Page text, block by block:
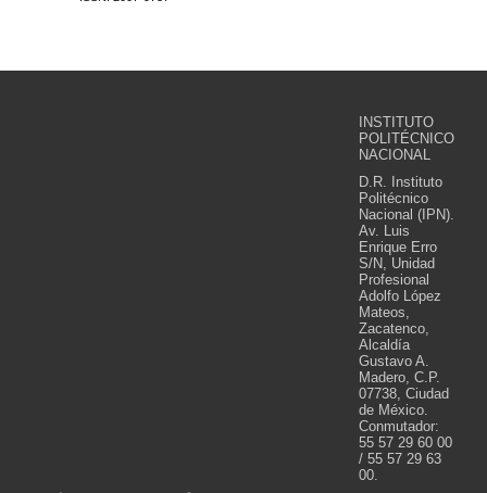
INSTITUTO
POLITÉCNICO
NACIONAL
D.R. Instituto
Politécnico
Nacional (IPN).
Av. Luis
Enrique Erro
S/N, Unidad
Profesional
Adolfo López
Mateos,
Zacatenco,
Alcaldía
Gustavo A.
Madero, C.P.
07738, Ciudad
de México.
Conmutador:
55 57 29 60 00
/ 55 57 29 63
00.